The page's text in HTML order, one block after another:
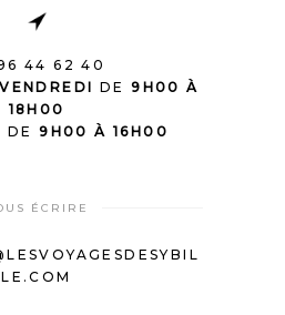
44 62 40
VENDREDI DE9H00 À
18H00
DE9H00 À 16H00
ÉCRIRE
LE.COM